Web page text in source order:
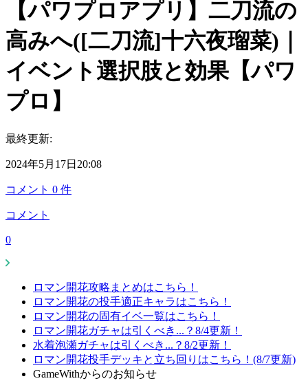
【パワプロアプリ】二刀流の
高みへ([二刀流]十六夜瑠菜)｜
イベント選択肢と効果【パワ
プロ】
最終更新:
2024年5月17日20:08
コメント 0 件
コメント
0
ロマン開花攻略まとめはこちら！
ロマン開花の投手適正キャラはこちら！
ロマン開花の固有イベ一覧はこちら！
ロマン開花ガチャは引くべき...？8/4更新！
水着泡瀬ガチャは引くべき...？8/2更新！
ロマン開花投手デッキと立ち回りはこちら！(8/7更新)
GameWithからのお知らせ